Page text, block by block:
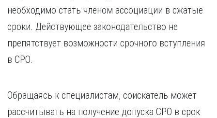
Краснодар
Красноярск
Курск
Л
М
Магнитогорск
Ульяновск
Уфа
Х
Челябинск
Череповец
необходимо стать членом ассоциации в сжатые
сроки. Действующее законодательство не
препятствует возможности срочного вступления
в СРО.
Обращаясь к специалистам, соискатель может
рассчитывать на получение допуска СРО в срок